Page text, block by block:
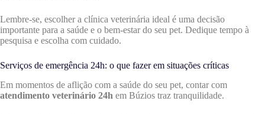
Lembre-se, escolher a clínica veterinária ideal é uma decisão
importante para a saúde e o bem-estar do seu pet. Dedique tempo à
pesquisa e escolha com cuidado.
Serviços de emergência 24h: o que fazer em situações críticas
Em momentos de aflição com a saúde do seu pet, contar com
atendimento veterinário 24h em Búzios traz tranquilidade.